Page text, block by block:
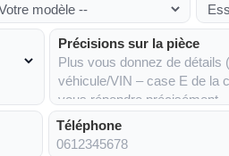
Précisions sur la pièce
Téléphone